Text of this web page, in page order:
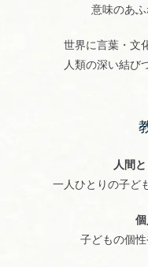
意味のあふ
世界に言葉・文
人類の深い結び
人間
一人ひとりの子ど
子どもの個性